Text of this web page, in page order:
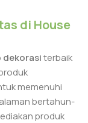
di House
dekorasiterbaik
memenuhi
bertahun-
produk